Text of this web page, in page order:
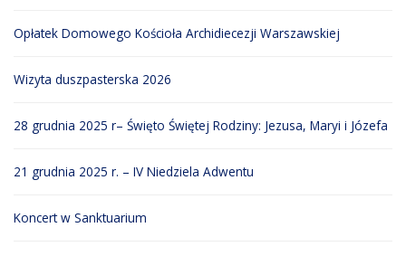
Opłatek Domowego Kościoła Archidiecezji Warszawskiej
Wizyta duszpasterska 2026
28 grudnia 2025 r– Święto Świętej Rodziny: Jezusa, Maryi i Józefa
21 grudnia 2025 r. – IV Niedziela Adwentu
Koncert w Sanktuarium